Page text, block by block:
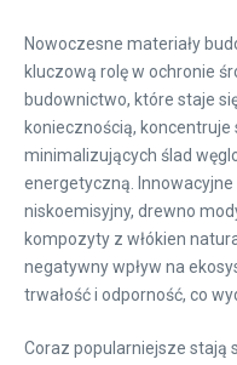
Nowoczesne materiały
kluczową rolę w ochronie
budownictwo, które staje
koniecznością,
minimalizujących ślad
energetyczną.
niskoemisyjny, drewno
kompozyty z włókien
negatywny wpływ na
trwałość i odporność, co
Coraz popularniejsze stają